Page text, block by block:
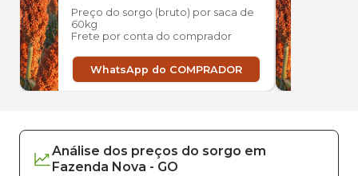
Preço do sorgo (bruto) por saca de
60kg
Frete por conta do comprador
WhatsApp do COMPRADOR
Análise dos preços do sorgo em
Fazenda Nova - GO